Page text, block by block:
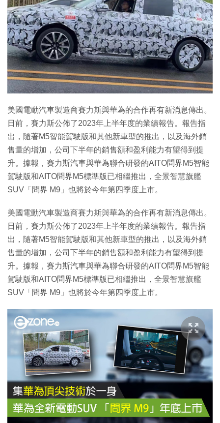
美國電動汽車製造商賽力斯與華為的合作再有新消息傳出。
日前，賽力斯公佈了2023年上半年度的業績報告。報告指
出，隨著M5智能駕駛版和其他新車型的推出，以及海外銷
售量的增加，公司下半年的銷售額和盈利能力有望得到提
升。據報，賽力斯汽車與華為聯合研發的AITO問界M5智能
駕駛版和AITO問界M5標準版已相繼推出，全景智慧旗艦
SUV「問界 M9」也將於今年第四季度上市。
美國電動汽車製造商賽力斯與華為的合作再有新消息傳出。
日前，賽力斯公佈了2023年上半年度的業績報告。報告指
出，隨著M5智能駕駛版和其他新車型的推出，以及海外銷
售量的增加，公司下半年的銷售額和盈利能力有望得到提
升。據報，賽力斯汽車與華為聯合研發的AITO問界M5智能
駕駛版和AITO問界M5標準版已相繼推出，全景智慧旗艦
SUV「問界 M9」也將於今年第四季度上市。